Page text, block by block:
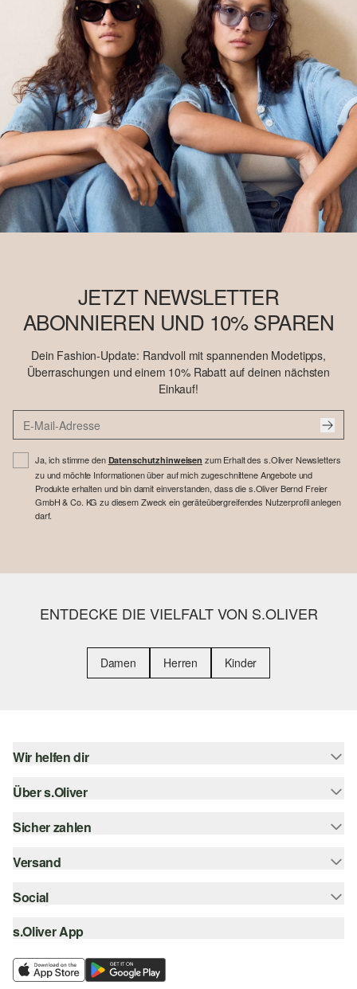
JETZT NEWSLETTER
ABONNIEREN UND 10% SPAREN
Dein Fashion-Update: Randvoll mit spannenden Modetipps,
Überraschungen und einem 10% Rabatt auf deinen nächsten
Einkauf!
Ja, ich stimme den Datenschutzhinweisen zum Erhalt des s.Oliver Newsletters
zu und möchte Informationen über auf mich zugeschnittene Angebote und
Produkte erhalten und bin damit einverstanden, dass die s.Oliver Bernd Freier
GmbH & Co. KG zu diesem Zweck ein geräteübergreifendes Nutzerprofil anlegen
darf.
ENTDECKE DIE VIELFALT VON S.OLIVER
Damen Herren Kinder
Wir helfen dir
Hilfe & FAQ
Größenberatung
Über s.Oliver
Newsletter
s.Oliver Card
Wunschliste
Nachhaltigkeit
Sicher zahlen
Rechnung
Kreditkarte
Klarna
Versand
Sendungsverfolgung
SwissPost
My Post 24
Social
instagram
facebook
s.Oliver App